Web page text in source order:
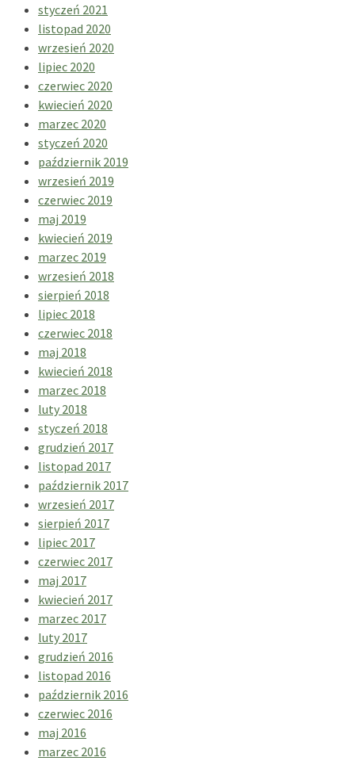
styczeń 2021
listopad 2020
wrzesień 2020
lipiec 2020
czerwiec 2020
kwiecień 2020
marzec 2020
styczeń 2020
październik 2019
wrzesień 2019
czerwiec 2019
maj 2019
kwiecień 2019
marzec 2019
wrzesień 2018
sierpień 2018
lipiec 2018
czerwiec 2018
maj 2018
kwiecień 2018
marzec 2018
luty 2018
styczeń 2018
grudzień 2017
listopad 2017
październik 2017
wrzesień 2017
sierpień 2017
lipiec 2017
czerwiec 2017
maj 2017
kwiecień 2017
marzec 2017
luty 2017
grudzień 2016
listopad 2016
październik 2016
czerwiec 2016
maj 2016
marzec 2016